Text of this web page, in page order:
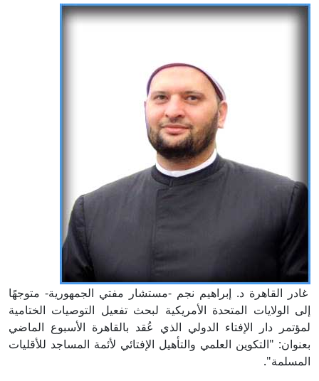
غادر القاهرة د. إبراهيم نجم -مستشار مفتي الجمهورية- متوجهًا
إلى الولايات المتحدة الأمريكية لبحث تفعيل التوصيات الختامية
لمؤتمر دار الإفتاء الدولي الذي عُقد بالقاهرة الأسبوع الماضي
بعنوان: "التكوين العلمي والتأهيل الإفتائي لأئمة المساجد للأقليات
المسلمة".